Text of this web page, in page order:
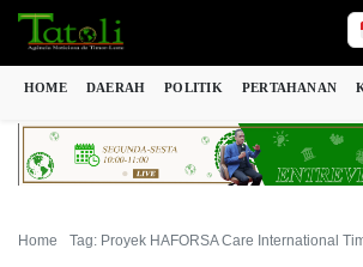
HOME DAERAH POLITIK PERTAHANAN
Home Tag: Proyek HAFORSA Care International